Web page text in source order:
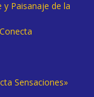
y Paisanaje de la
Sensaciones»